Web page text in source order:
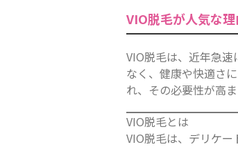
VIO脱毛が人気な
VIO脱毛は、近年急
なく、健康や快適さ
れ、その必要性が高
VIO脱毛とは
VIO脱毛は、デリケー